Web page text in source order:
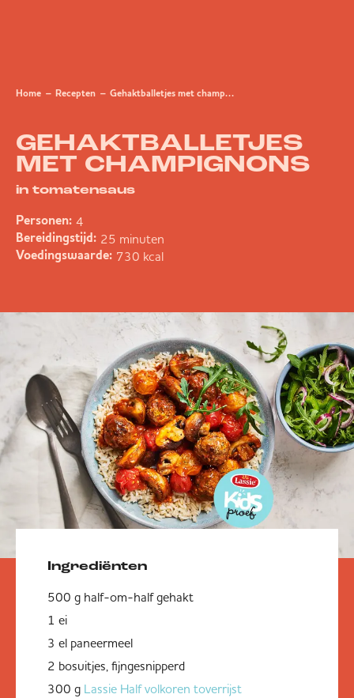
Home Recepten Gehaktballetjes met champignons in tomatensaus
GEHAKTBALLETJES
MET CHAMPIGNONS
in tomatensaus
Personen: 4
Bereidingstijd: 25 minuten
Voedingswaarde: 730 kcal
Ingrediënten
500 g half-om-half gehakt
1 ei
3 el paneermeel
2 bosuitjes, fijngesnipperd
300 g Lassie Half volkoren toverrijst